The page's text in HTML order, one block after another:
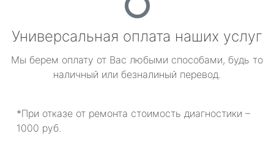
Универсальная оплата наших услуг
Мы берем оплату от Вас любыми способами, будь то
наличный или безналиный перевод.
*При отказе от ремонта стоимость диагностики –
1000 руб.